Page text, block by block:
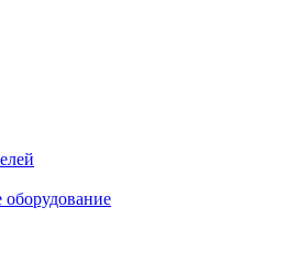
оборудование